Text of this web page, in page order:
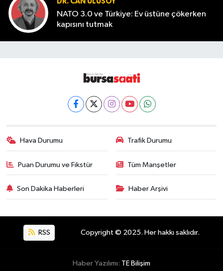
NATO 3.0 ve Türkiye: Ev üstüne çökerken
kapısını tutmak
Hava Durumu Trafik Durumu
Puan Durumu ve Fikstür Tüm Manşetler
Son Dakika Haberleri Haber Arşivi
RSS Copyright © 2025. Her hakkı saklıdır.
Haber Yazılımı: TE Bilişim